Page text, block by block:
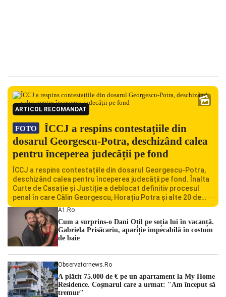
ARTICOL RECOMANDAT
FOTO
ÎCCJ a respins contestațiile din
dosarul Georgescu-Potra, deschizând calea
pentru începerea judecății pe fond
ÎCCJ a respins contestațiile din dosarul Georgescu-Potra,
deschizând calea pentru începerea judecății pe fond. Înalta
Curte de Casație și Justiție a deblocat definitiv procesul
penal în care Călin Georgescu, Horațiu Potra și alte 20 de
persoane sunt acuzați de acțiuni îndreptate împotriva
ordinii constituționale. În ședința din camera preliminară,
judecătorii de la instanța supremă au […]
A1.ro
Cum a surprins-o Dani Oțil pe soția lui în vacanță.
Gabriela Prisăcariu, apariție impecabilă în costum
de baie
Observatornews.ro
A plătit 75.000 de € pe un apartament la My Home
Residence. Coşmarul care a urmat: "Am început să
tremur"